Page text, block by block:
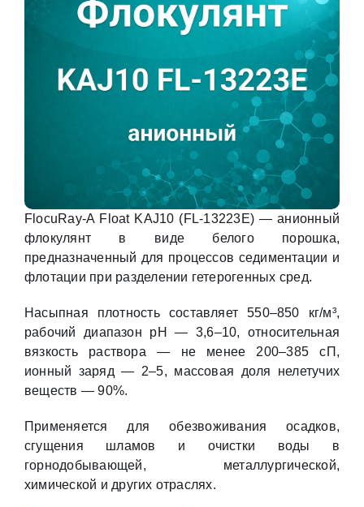
FlocuRay-A Float KAJ10 (FL-13223E) — анионный
флокулянт в виде белого порошка,
предназначенный для процессов седиментации и
флотации при разделении гетерогенных сред.
Насыпная плотность составляет 550–850 кг/м³,
рабочий диапазон pH — 3,6–10, относительная
вязкость раствора — не менее 200–385 сП,
ионный заряд — 2–5, массовая доля нелетучих
веществ — 90%.
Применяется для обезвоживания осадков,
сгущения шламов и очистки воды в
горнодобывающей, металлургической,
химической и других отраслях.